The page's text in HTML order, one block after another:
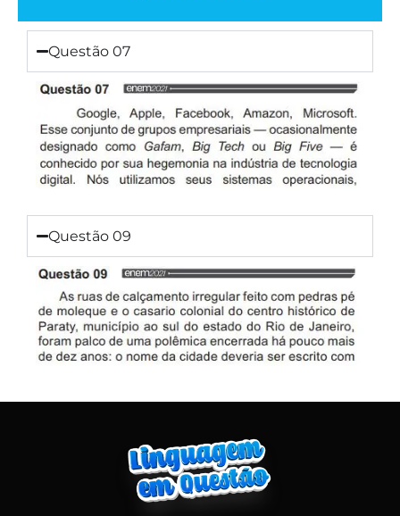
Questão 07
Questão 09